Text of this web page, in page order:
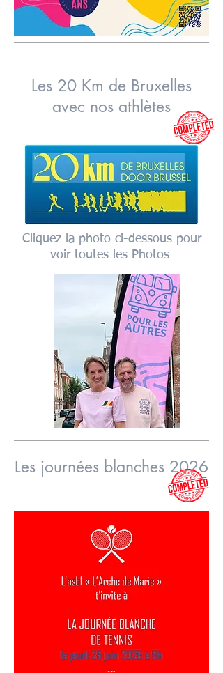
Les 20 Km de Bruxelles
avec nos athlètes
Cliquez la photo ci-dessous pour
voir toutes les Photos
Les journées blanches 2026